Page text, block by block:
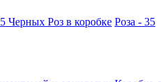
Черных Роз в коробке Роза - 35